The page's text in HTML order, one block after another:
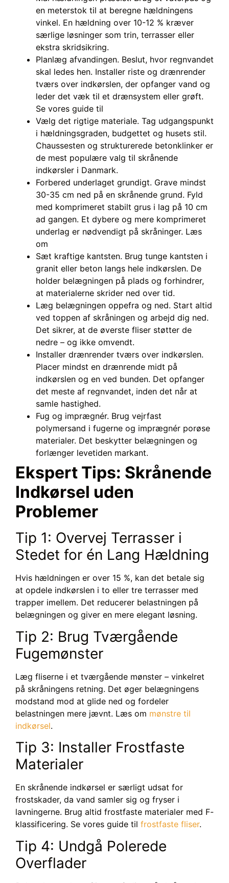
en meterstok til at beregne hældningens
vinkel. En hældning over 10-12 % kræver
særlige løsninger som trin, terrasser eller
ekstra skridsikring.
Planlæg afvandingen. Beslut, hvor regnvandet
skal ledes hen. Installer riste og drænrender
tværs over indkørslen, der opfanger vand og
leder det væk til et drænsystem eller grøft.
Se vores guide til
Vælg det rigtige materiale. Tag udgangspunkt
i hældningsgraden, budgettet og husets stil.
Chaussesten og strukturerede betonklinker er
de mest populære valg til skrånende
indkørsler i Danmark.
Forbered underlaget grundigt. Grave mindst
30-35 cm ned på en skrånende grund. Fyld
med komprimeret stabilt grus i lag på 10 cm
ad gangen. Et dybere og mere komprimeret
underlag er nødvendigt på skråninger. Læs
om
Sæt kraftige kantsten. Brug tunge kantsten i
granit eller beton langs hele indkørslen. De
holder belægningen på plads og forhindrer,
at materialerne skrider ned over tid.
Læg belægningen oppefra og ned. Start altid
ved toppen af skråningen og arbejd dig ned.
Det sikrer, at de øverste fliser støtter de
nedre – og ikke omvendt.
Installer drænrender tværs over indkørslen.
Placer mindst en drænrende midt på
indkørslen og en ved bunden. Det opfanger
det meste af regnvandet, inden det når at
samle hastighed.
Fug og imprægnér. Brug vejrfast
polymersand i fugerne og imprægnér porøse
materialer. Det beskytter belægningen og
forlænger levetiden markant.
Ekspert Tips: Skrånende
Indkørsel uden
Problemer
Tip 1: Overvej Terrasser i
Stedet for én Lang Hældning
Hvis hældningen er over 15 %, kan det betale sig
at opdele indkørslen i to eller tre terrasser med
trapper imellem. Det reducerer belastningen på
belægningen og giver en mere elegant løsning.
Tip 2: Brug Tværgående
Fugemønster
Læg fliserne i et tværgående mønster – vinkelret
på skråningens retning. Det øger belægningens
modstand mod at glide ned og fordeler
belastningen mere jævnt. Læs om mønstre til
indkørsel.
Tip 3: Installer Frostfaste
Materialer
En skrånende indkørsel er særligt udsat for
frostskader, da vand samler sig og fryser i
lavningerne. Brug altid frostfaste materialer med F-
klassificering. Se vores guide til frostfaste fliser.
Tip 4: Undgå Polerede
Overflader